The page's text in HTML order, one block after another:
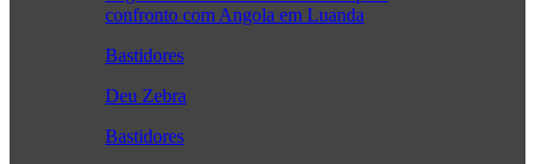
confronto com Angola em Luanda
Bastidores
Deu Zebra
Bastidores